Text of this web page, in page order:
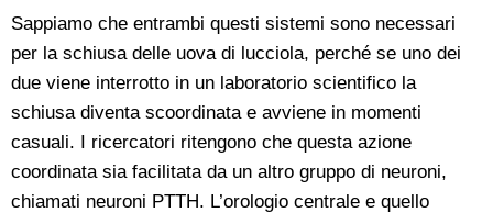
Sappiamo che entrambi questi sistemi sono necessari
per la schiusa delle uova di lucciola, perché se uno dei
due viene interrotto in un laboratorio scientifico la
schiusa diventa scoordinata e avviene in momenti
casuali. I ricercatori ritengono che questa azione
coordinata sia facilitata da un altro gruppo di neuroni,
chiamati neuroni PTTH. L’orologio centrale e quello